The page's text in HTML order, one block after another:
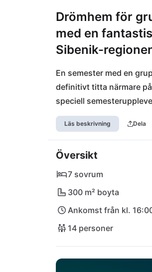
Drömhem för
med en
Sibenik-
En semester med en
definitivt titta närmare
speciell
Kornati-arkipelet och
säger! Ön Murter kan
flygplatserna i Zadar
Läs beskrivning Dela
Översikt
7 sovrum
300 m² boyta
Ankomst från kl.
14 personer